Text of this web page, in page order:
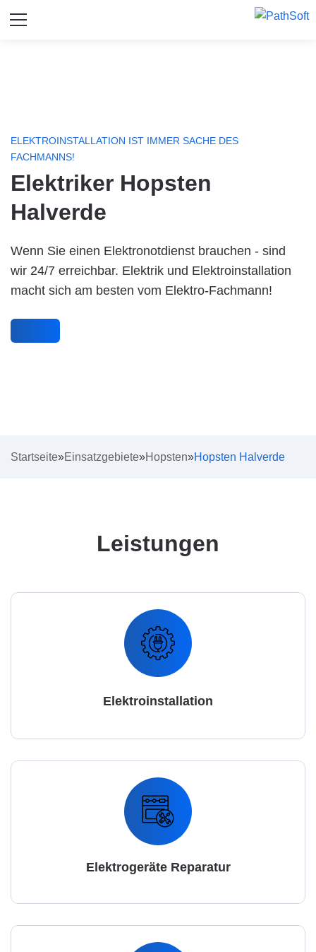
ELEKTROINSTALLATION IST IMMER SACHE DES
FACHMANNS!
Elektriker Hopsten
Halverde
Wenn Sie einen Elektronotdienst brauchen - sind
wir 24/7 erreichbar. Elektrik und Elektroinstallation
macht sich am besten vom Elektro-Fachmann!
Startseite»Einsatzgebiete»Hopsten»Hopsten Halverde
Leistungen
Elektroinstallation
Elektrogeräte Reparatur